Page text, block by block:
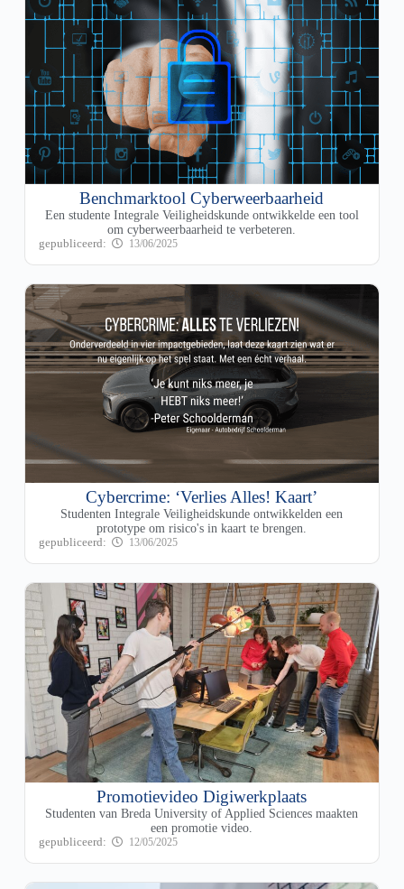
Benchmarktool Cyberweerbaarheid
Een studente Integrale Veiligheidskunde ontwikkelde een tool
om cyberweerbaarheid te verbeteren.
13/06/2025
Cybercrime: ‘Verlies Alles! Kaart’
Studenten Integrale Veiligheidskunde ontwikkelden een
prototype om risico's in kaart te brengen.
13/06/2025
Promotievideo Digiwerkplaats
Studenten van Breda University of Applied Sciences maakten
een promotie video.
12/05/2025